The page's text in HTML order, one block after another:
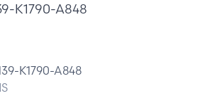
K1790-A848
K1790-A848